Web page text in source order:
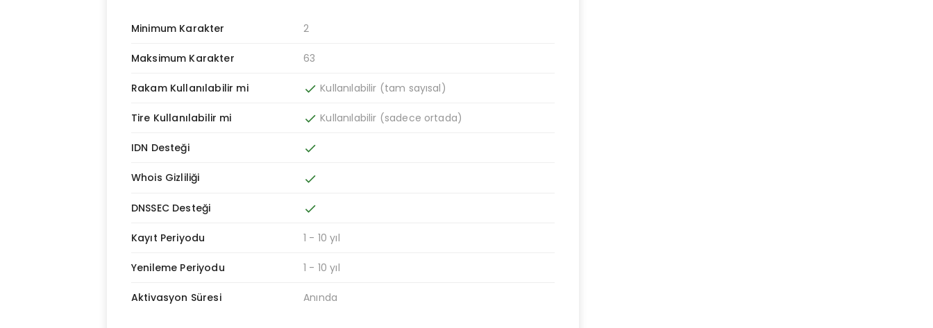
Minimum Karakter 2
Maksimum Karakter 63
Rakam Kullanılabilir mi done Kullanılabilir (tam sayısal)
Tire Kullanılabilir mi done Kullanılabilir (sadece ortada)
IDN Desteği done
Whois Gizliliği done
DNSSEC Desteği done
Kayıt Periyodu 1 - 10 yıl
Yenileme Periyodu 1 - 10 yıl
Aktivasyon Süresi Anında